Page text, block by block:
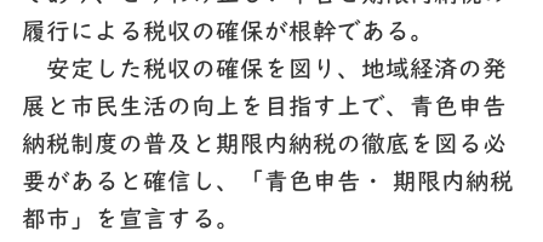
履行による税収の確保が根幹である。
安定した税収の確保を図り、地域経済の発
展と市民生活の向上を目指す上で、青色申告
納税制度の普及と期限内納税の徹底を図る必
要があると確信し、「青色申告・ 期限内納税
都市」を宣言する。